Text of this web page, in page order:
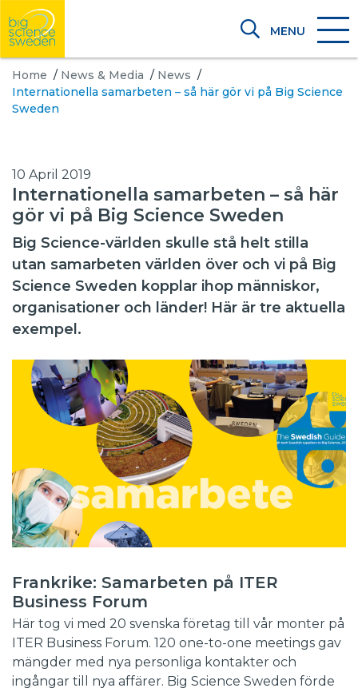
MENU
Home / News & Media / News /
Internationella samarbeten – så här gör vi på Big Science
Sweden
10 April 2019
Internationella samarbeten – så här
gör vi på Big Science Sweden
Big Science-världen skulle stå helt stilla
utan samarbeten världen över och vi på Big
Science Sweden kopplar ihop människor,
organisationer och länder! Här är tre aktuella
exempel.
Frankrike: Samarbeten på ITER
Business Forum
Här tog vi med 20 svenska företag till vår monter på
ITER Business Forum. 120 one-to-one meetings gav
mängder med nya personliga kontakter och
ingångar till nya affärer. Big Science Sweden förde